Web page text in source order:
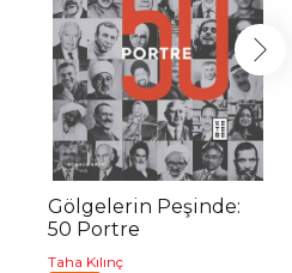
Gölgelerin Peşinde:
50 Portre
Taha Kılınç